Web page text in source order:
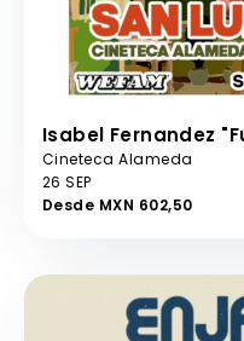
Isabel Fernandez
Cineteca Alameda
26 SEP
Desde MXN 602,50